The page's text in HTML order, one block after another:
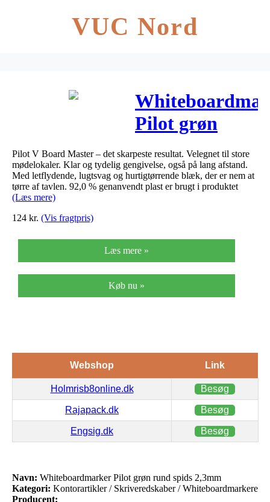
VUC Nord
Pilot grøn
rund spids
2,3mm
Pilot V Board Master – det skarpeste resultat. Velegnet til store
mødelokaler. Klar og tydelig gengivelse, også på lang afstand.
Med letflydende, lugtsvag og hurtigtørrende blæk, der er nem at
tørre af tavlen. 92,0 % genanvendt plast er brugt i produktet
(Læs mere)
124 kr. (Vis fragtpris)
Læs mere »
Køb nu »
Webshop Link
Holmrisb8online.dk Besøg
Rajapack.dk Besøg
Engsig.dk Besøg
Navn: Whiteboardmarker Pilot grøn rund spids 2,3mm
Kategori: Kontorartikler / Skriveredskaber / Whiteboardmarkere
Producent: